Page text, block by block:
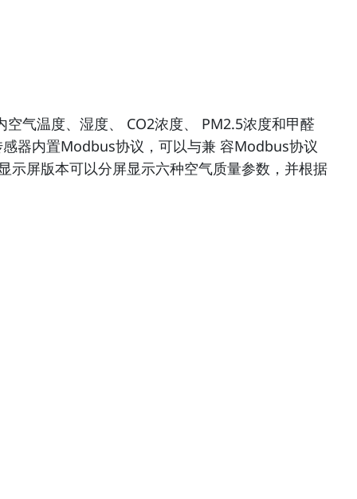
气温度、湿度、 CO2浓度、 PM2.5浓度和甲醛
感器内置Modbus协议，可以与兼 容Modbus协议
示屏版本可以分屏显示六种空气质量参数，并根据